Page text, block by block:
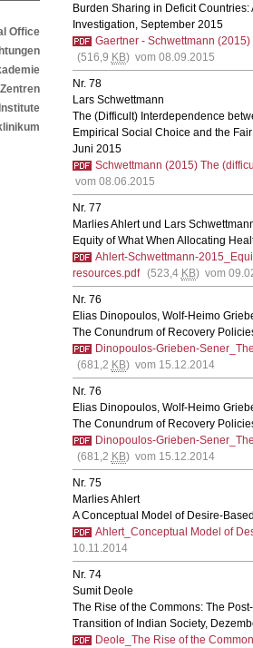
Office
Burden Sharing in Deficit
Investigation, September 2015
Gaertner - Schwettmann
(516,9 KB) vom 08.09.2015
Nr. 78
Lars Schwettmann
The (Difficult) Interdependence
Empirical Social Choice and the
Juni 2015
Schwettmann (2015) The
vom 08.06.2015
Nr. 77
Marlies Ahlert und Lars
Equity of What When Allocating
Ahlert-Schwettmann-
resources.pdf (523,4 KB) vom
Nr. 76
Elias Dinopoulos, Wolf-Heimo
The Conundrum of Recovery
Dinopoulos-Grieben-
(681,2 KB) vom 15.12.2014
Nr. 76
Elias Dinopoulos, Wolf-Heimo
The Conundrum of Recovery
Dinopoulos-Grieben-
(681,2 KB) vom 15.12.2014
Nr. 75
Marlies Ahlert
A Conceptual Model of Desire-
Ahlert_Conceptual Model of
10.11.2014
Nr. 74
Sumit Deole
The Rise of the Commons: The
Transition of Indian Society,
Deole_The Rise of the